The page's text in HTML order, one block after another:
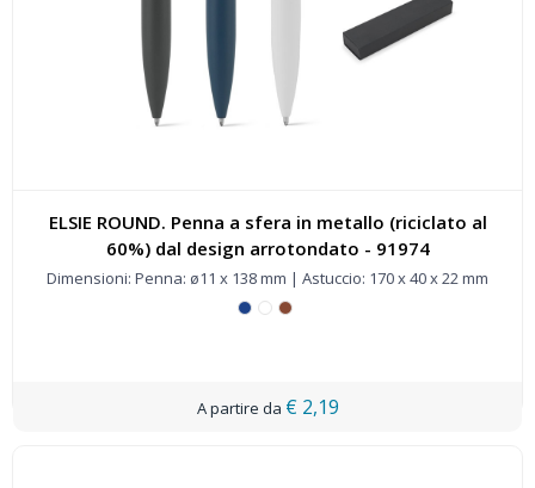
ELSIE ROUND. Penna a sfera in metallo (riciclato al
60%) dal design arrotondato - 91974
Dimensioni: Penna: ø11 x 138 mm | Astuccio: 170 x 40 x 22 mm
€ 2,19